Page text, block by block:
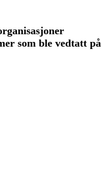
som ble vedtatt på